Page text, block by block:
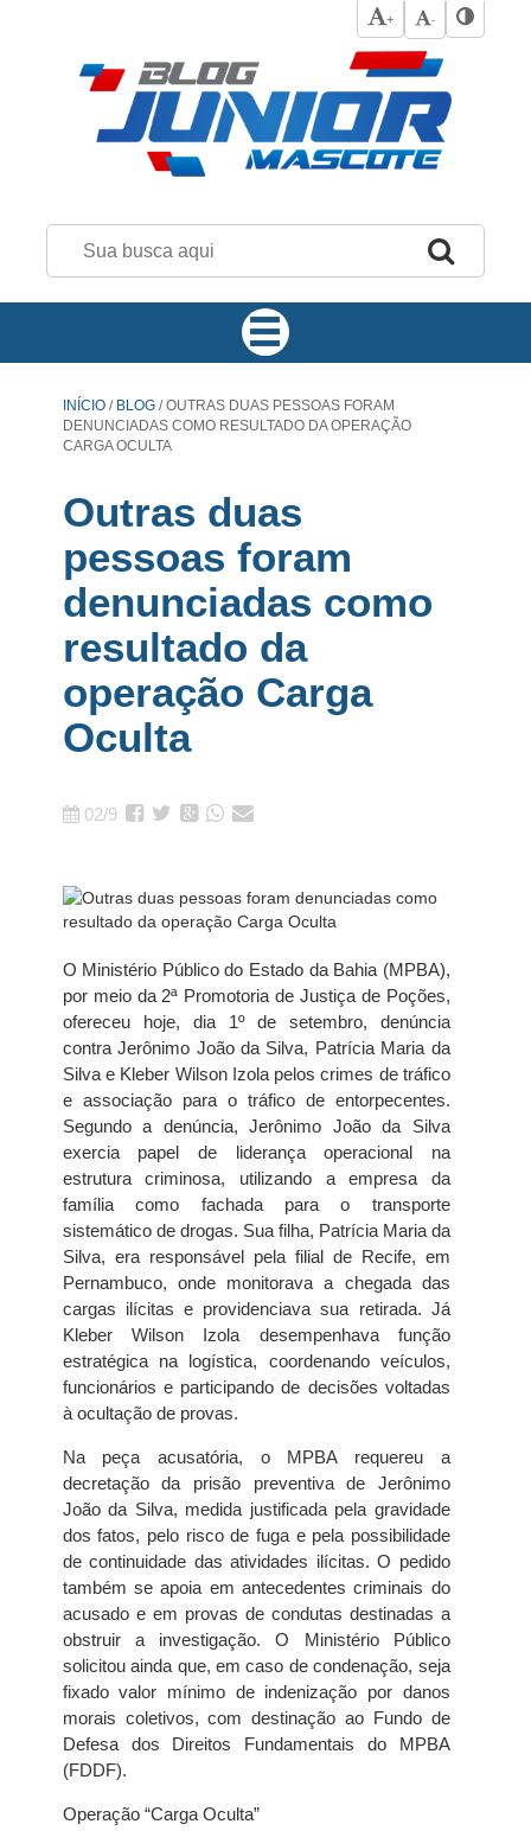
+ -
INÍCIO / BLOG /OUTRAS DUAS PESSOAS FORAM
DENUNCIADAS COMO RESULTADO DA OPERAÇÃO
CARGA OCULTA
Outras duas
pessoas foram
denunciadas como
resultado da
operação Carga
Oculta
02/9
O Ministério Público do Estado da Bahia (MPBA),
por meio da 2ª Promotoria de Justiça de Poções,
ofereceu hoje, dia 1º de setembro, denúncia
contra Jerônimo João da Silva, Patrícia Maria da
Silva e Kleber Wilson Izola pelos crimes de tráfico
e associação para o tráfico de entorpecentes.
Segundo a denúncia, Jerônimo João da Silva
exercia papel de liderança operacional na
estrutura criminosa, utilizando a empresa da
família como fachada para o transporte
sistemático de drogas. Sua filha, Patrícia Maria da
Silva, era responsável pela filial de Recife, em
Pernambuco, onde monitorava a chegada das
cargas ilícitas e providenciava sua retirada. Já
Kleber Wilson Izola desempenhava função
estratégica na logística, coordenando veículos,
funcionários e participando de decisões voltadas
à ocultação de provas.
Na peça acusatória, o MPBA requereu a
decretação da prisão preventiva de Jerônimo
João da Silva, medida justificada pela gravidade
dos fatos, pelo risco de fuga e pela possibilidade
de continuidade das atividades ilícitas. O pedido
também se apoia em antecedentes criminais do
acusado e em provas de condutas destinadas a
obstruir a investigação. O Ministério Público
solicitou ainda que, em caso de condenação, seja
fixado valor mínimo de indenização por danos
morais coletivos, com destinação ao Fundo de
Defesa dos Direitos Fundamentais do MPBA
(FDDF).
Operação “Carga Oculta”